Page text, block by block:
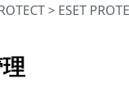
> ESET